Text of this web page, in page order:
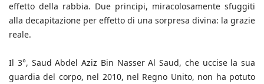
effetto della rabbia. Due principi, miracolosamente sfuggiti
alla decapitazione per effetto di una sorpresa divina: la grazie
reale.
Il 3°, Saud Abdel Aziz Bin Nasser Al Saud, che uccise la sua
guardia del corpo, nel 2010, nel Regno Unito, non ha potuto